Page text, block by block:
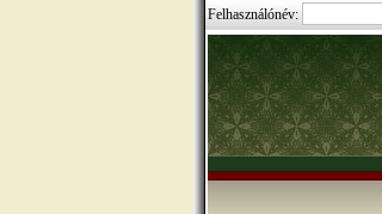
Felhasználónév: